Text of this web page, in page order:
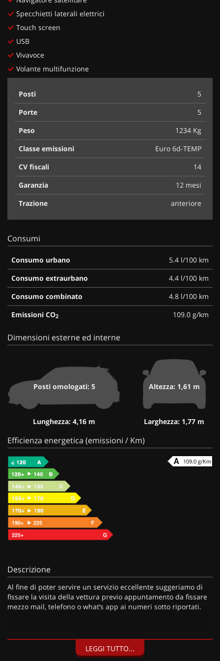
Specchietti laterali elettrici
Touch screen
USB
Vivavoce
Volante multifunzione
Posti
5
Porte
5
Peso
1234 Kg
Classe emissioni
Euro 6d-TEMP
CV fiscali
14
Garanzia
12 mesi
Trazione
anteriore
Consumi
Consumo urbano
5.4 l/100 km
Consumo extraurbano
4.4 l/100 km
Consumo combinato
4.8 l/100 km
Emissioni CO2 109.0 g/km
Dimensioni esterne ed interne
Posti omologati: 5
Lunghezza: 4,16 m
Altezza: 1,61 m
Larghezza: 1,77 m
Efficienza energetica (emissioni / Km)
109.0 g/Km
Descrizione
Al fine di poter servire un servizio eccellente suggeriamo di
fissare la visita della vettura previo appuntamento da fissare
mezzo mail, telefono o what’s app ai numeri sotto riportati.
• Consegna a domicilio;
LEGGI TUTTO...